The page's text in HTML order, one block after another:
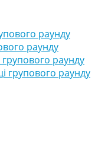
раунду
раунду
раунду
групового раунду